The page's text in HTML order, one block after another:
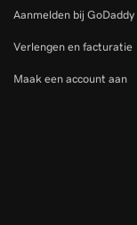
Aanmelden bij GoDaddy
Verlengen en facturatie
Maak een account aan